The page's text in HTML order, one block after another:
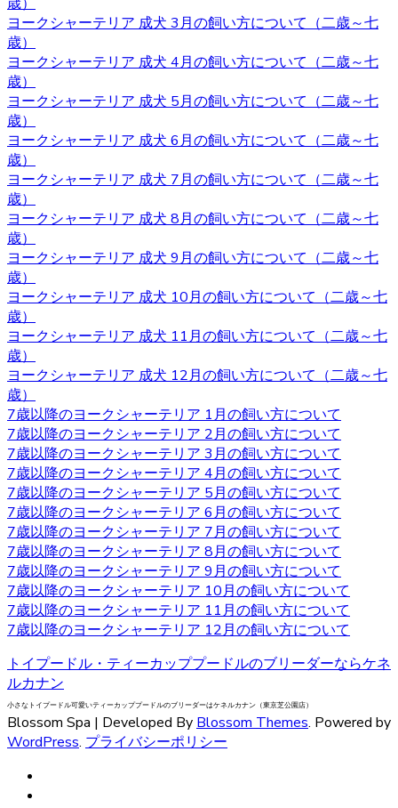
きないので、お越しの際にはあらかじめご予約をとってい
ただくようよろしくお願いいたします。ご検討の際にはお
気軽にお問い合わせください。
2020.10.2
ヨークシャーテリアは物覚えが早くしつけやすいと言われ
ています。気の強さと頑固さを持ちあわせるので、しっか
りとしつけてあげてください。 飼い主がリーダーだという
ことを示すことで、主従関係を構築したうえで信頼関係を
結ぶことができます。 自分のテリトリーをしっかりと守ろ
うとするので、番犬としても適しています。吠え癖を持っ
た犬もいますが、しつけで矯正できるので心配はいりませ
ん。しつけやヨークシャーテリアについてお悩みの際は、
是非当店にご相談下さい。
2020.9.25
小型犬の中でも特に有名なヨークシャーテリアはヨークや
ヨーキーといった愛称で広く親しまれています。 非常に細
い被毛を持ちながら、シングルコートであり抜け毛が少な
いなどの特徴があります。垂れ下がるほど長い被毛が挙げ
られ、カットの仕方によって雰囲気が違ってきます。被毛
を伸ばし続ける場合はラッピングという、長い被毛をひと
まとめにくくる必要があり、色々なおしゃれを楽しめ流の
も人気の一つです。被毛を伸ばし続ける場合はラッピング
を行い、長い被毛をひとまとめにくくる必要があります。
ヨークシャーテリアの購入をお考えの際は、是非当店にご
相談下さい。
2020.9.18
ベベドールはヨークシャテリア専門のブリーダーです。飼
い主様へお引き渡す前から、しっかり育成としつけを行っ
ております。アフターフォローもお任せください！安心し
てワンちゃんと過ごせるよう。精一杯サポートさせていた
だきます。ヨークシャテリアのご購入を検討されている方
は、ウェブサイトの写真だけでは伝わらない、ワンちゃん
の可愛さを是非見て頂きたいです。見学ご希望の際は、お
気軽にご相談くださいませ。
2020.9.11
歳）
ヨークシャーテリア 成犬 3月の飼い方について（二歳～七
歳）
ヨークシャーテリア 成犬 4月の飼い方について（二歳～七
歳）
ヨークシャーテリア 成犬 5月の飼い方について（二歳～七
歳）
ヨークシャーテリア 成犬 6月の飼い方について（二歳～七
歳）
ヨークシャーテリア 成犬 7月の飼い方について（二歳～七
歳）
ヨークシャーテリア 成犬 8月の飼い方について（二歳～七
歳）
ヨークシャーテリア 成犬 9月の飼い方について（二歳～七
歳）
ヨークシャーテリア 成犬 10月の飼い方について（二歳～七
歳）
ヨークシャーテリア 成犬 11月の飼い方について（二歳～七
歳）
ヨークシャーテリア 成犬 12月の飼い方について（二歳～七
歳）
7歳以降のヨークシャーテリア 1月の飼い方について
7歳以降のヨークシャーテリア 2月の飼い方について
7歳以降のヨークシャーテリア 3月の飼い方について
7歳以降のヨークシャーテリア 4月の飼い方について
7歳以降のヨークシャーテリア 5月の飼い方について
7歳以降のヨークシャーテリア 6月の飼い方について
7歳以降のヨークシャーテリア 7月の飼い方について
7歳以降のヨークシャーテリア 8月の飼い方について
7歳以降のヨークシャーテリア 9月の飼い方について
7歳以降のヨークシャーテリア 10月の飼い方について
7歳以降のヨークシャーテリア 11月の飼い方について
7歳以降のヨークシャーテリア 12月の飼い方について
トイプードル・ティーカッププードルのブリーダーならケネ
ルカナン
小さなトイプードル可愛いティーカッププードルのブリーダーはケネルカナン（東京芝公園店）
Blossom Spa | Developed ByBlossom Themes. Powered by
WordPress. プライバシーポリシー